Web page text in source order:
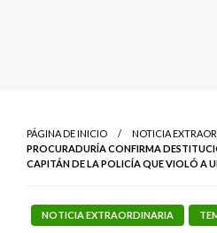
PÁGINA DE INICIO
NOTICIA
PROCURADURÍA CONFIRMA
CAPITÁN DE LA POLICÍA QUE VIOLÓ A
NOTICIA EXTRAORDINARIA